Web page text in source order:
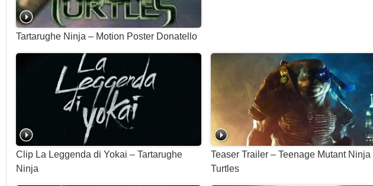
Tartarughe Ninja – Motion Poster Donatello
Clip La Leggenda di Yokai – Tartarughe
Ninja
Teaser Trailer – Teenage Mutant Ninja
Turtles